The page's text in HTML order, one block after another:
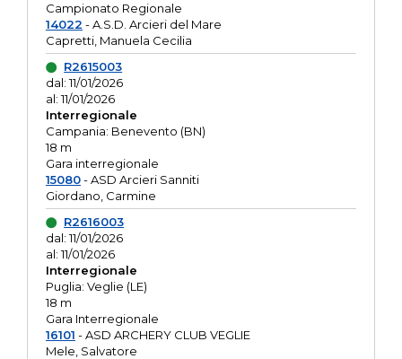
Campionato Regionale
14022 - A.S.D. Arcieri del Mare
Capretti, Manuela Cecilia
R2615003
dal: 11/01/2026
al: 11/01/2026
Interregionale
Campania: Benevento (BN)
18 m
Gara interregionale
15080- ASD Arcieri Sanniti
Giordano, Carmine
R2616003
dal: 11/01/2026
al: 11/01/2026
Interregionale
Puglia: Veglie (LE)
18 m
Gara Interregionale
16101 - ASD ARCHERY CLUB VEGLIE
Mele, Salvatore